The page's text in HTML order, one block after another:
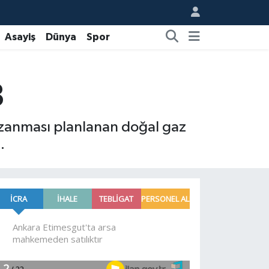
Asayiş Dünya Spor
planlanan doğal gaz